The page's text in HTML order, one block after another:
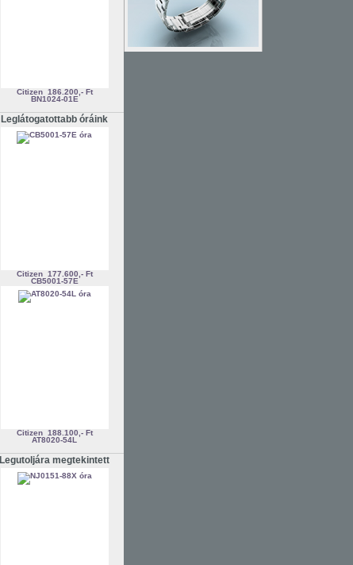
Citizen 186.200,- Ft
BN1024-01E
Leglátogatottabb óráink
Citizen 177.600,- Ft
CB5001-57E
Citizen 188.100,- Ft
AT8020-54L
Legutoljára megtekintett